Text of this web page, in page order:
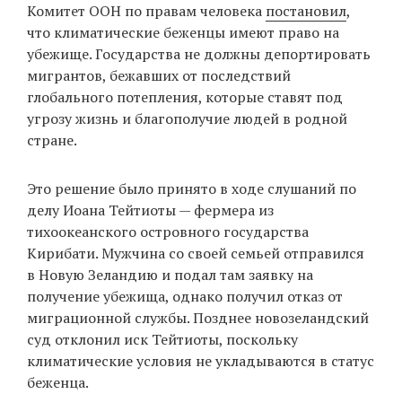
EN
UA
Комитет ООН по правам человека постановил,
что климатические беженцы имеют право на
убежище. Государства не должны депортировать
мигрантов, бежавших от последствий
глобального потепления, которые ставят под
угрозу жизнь и благополучие людей в родной
стране.
Это решение было принято в ходе слушаний по
делу Иоана Тейтиоты — фермера из
тихоокеанского островного государства
Кирибати. Мужчина со своей семьей отправился
в Новую Зеландию и подал там заявку на
получение убежища, однако получил отказ от
миграционной службы. Позднее новозеландский
суд отклонил иск Тейтиоты, поскольку
климатические условия не укладываются в статус
беженца.